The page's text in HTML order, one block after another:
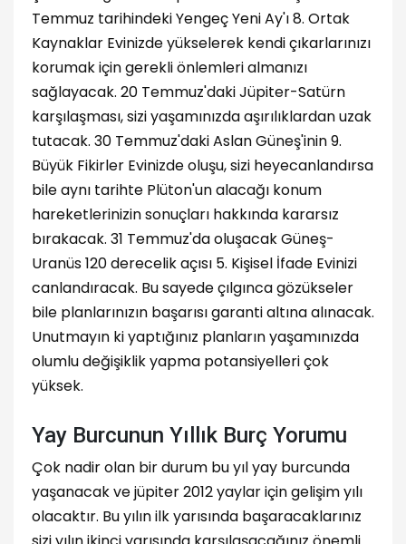
Temmuz tarihindeki Yengeç Yeni Ay'ı 8. Ortak
Kaynaklar Evinizde yükselerek kendi çıkarlarınızı
korumak için gerekli önlemleri almanızı
sağlayacak. 20 Temmuz'daki Jüpiter-Satürn
karşılaşması, sizi yaşamınızda aşırılıklardan uzak
tutacak. 30 Temmuz'daki Aslan Güneş'inin 9.
Büyük Fikirler Evinizde oluşu, sizi heyecanlandırsa
bile aynı tarihte Plüton'un alacağı konum
hareketlerinizin sonuçları hakkında kararsız
bırakacak. 31 Temmuz'da oluşacak Güneş-
Uranüs 120 derecelik açısı 5. Kişisel İfade Evinizi
canlandıracak. Bu sayede çılgınca gözükseler
bile planlarınızın başarısı garanti altına alınacak.
Unutmayın ki yaptığınız planların yaşamınızda
olumlu değişiklik yapma potansiyelleri çok
yüksek.
Yay Burcunun Yıllık Burç Yorumu
Çok nadir olan bir durum bu yıl yay burcunda
yaşanacak ve jüpiter 2012 yaylar için gelişim yılı
olacaktır. Bu yılın ilk yarısında başaracaklarınız